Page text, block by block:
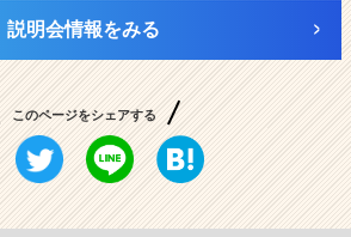
説明会情報をみる
このページをシェアする